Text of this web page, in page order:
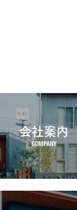
会社案内